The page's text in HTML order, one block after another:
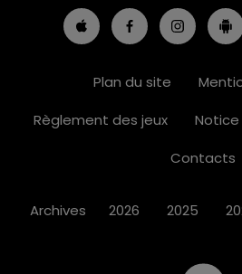
Plan du site
Règlement des jeux
Notice
Contacts
Archives 2026 2025